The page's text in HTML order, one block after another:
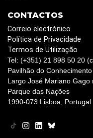
CONTACTOS
Correio electrónico
Política de Privacidade
Termos de Utilização
Tel: (+351) 21 898 50 20
Pavilhão do
Largo José Mariano Gago
Parque das Nações
1990-073 Lisboa, Portugal